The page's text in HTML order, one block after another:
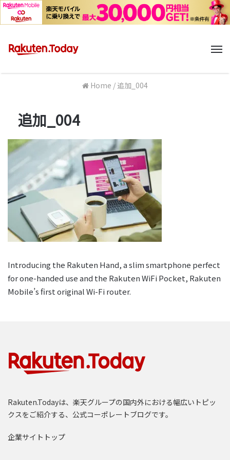
Home / 追加_004
追加_004
Introducing the Rakuten Hand, a slim smartphone perfect
for one-handed use and the Rakuten WiFi Pocket, Rakuten
Mobile’s first original Wi-Fi router.
Rakuten.Todayは、楽天グループの国内外における幅広いトピッ
クスをご紹介する、公式コーポレートブログです。
企業サイトトップ